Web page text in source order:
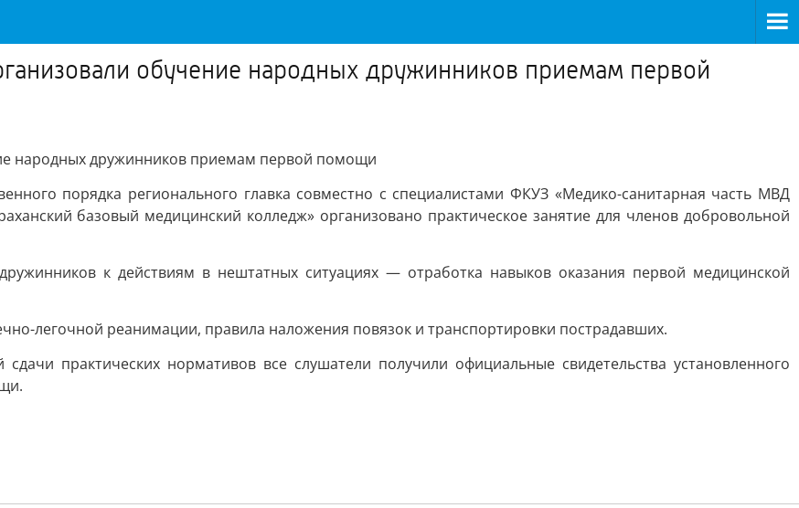
обучение народных дружинников приемам первой
народных дружинников приемам первой помощи
порядка регионального главка совместно с специалистами ФКУЗ «Медико-санитарная часть МВД
базовый медицинский колледж» организовано практическое занятие для членов добровольной
к действиям в нештатных ситуациях — отработка навыков оказания первой медицинской
легочной реанимации, правила наложения повязок и транспортировки пострадавших.
практических нормативов все слушатели получили официальные свидетельства установленного